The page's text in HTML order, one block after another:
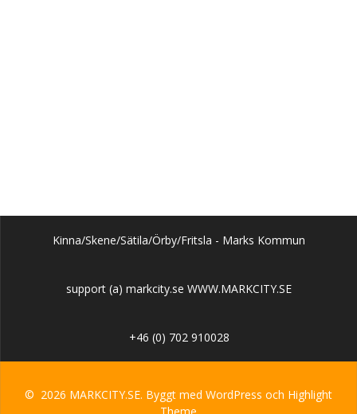
Kinna/Skene/Sätila/Örby/Fritsla - Marks Kommun
support (a) markcity.se WWW.MARKCITY.SE
+46 (0) 702 910028
© 2026 MARKCITY.SE. Byggt med WordPress och Highlight